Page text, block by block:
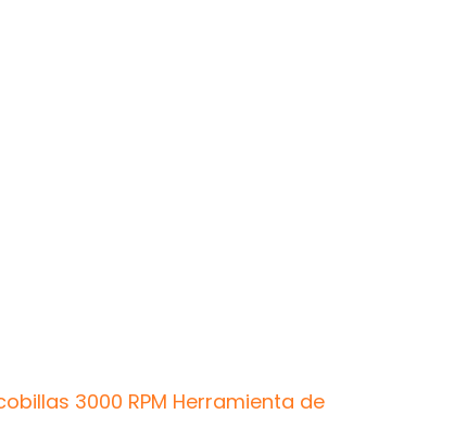
3000 RPM Herramienta de